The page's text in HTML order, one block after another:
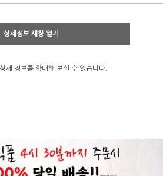
상세정보 새창 열기
상세 정보를 확대해 보실 수 있습니다.